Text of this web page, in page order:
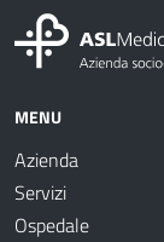
MENU
Azienda
Servizi
Ospedale